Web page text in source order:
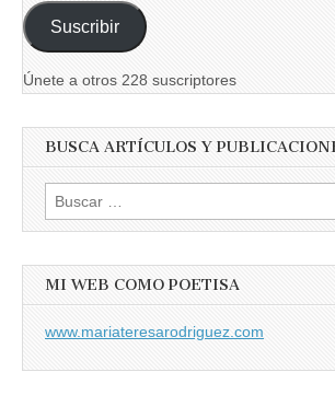
correo
electrónico
Suscribir
Únete a otros 228 suscriptores
BUSCA ARTÍCULOS Y
Buscar:
MI WEB COMO POETISA
www.mariateresarodriguez.com